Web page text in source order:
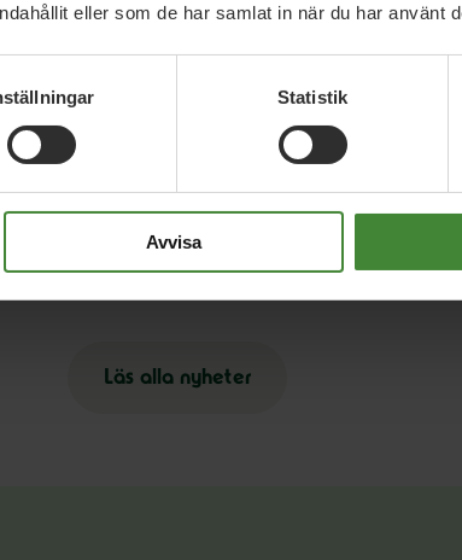
eller som de har samlat in när du har använt
Statistik
Avvisa
nyheter
2026
friskoleförslag räcker inte –
kräver vinstförbud
2
Läs alla nyheter